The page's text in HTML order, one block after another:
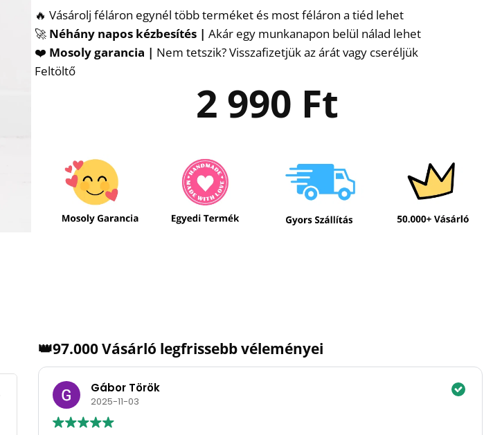
🔥 Vásárolj féláron egynél több terméket és most féláron a tiéd lehet
🚀 Néhány napos kézbesítés | Akár egy munkanapon belül nálad lehet
❤️ Mosoly garancia | Nem tetszik? Visszafizetjük az árát vagy cseréljük
Feltöltő
2 990 Ft
👑97.000 Vásárló legfrissebb véleményei
Gábor Török
2025-11-03